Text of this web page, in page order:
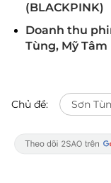
(BLACKPINK)
Doanh thu
Tùng, Mỹ Tâm
Chủ đề: Sơn